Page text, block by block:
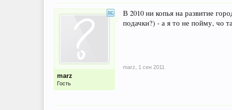
marz
Гость
В 2010 ни копья на развитие
подачки?) - а я то не пойму, чо
marz 1 сен 2011